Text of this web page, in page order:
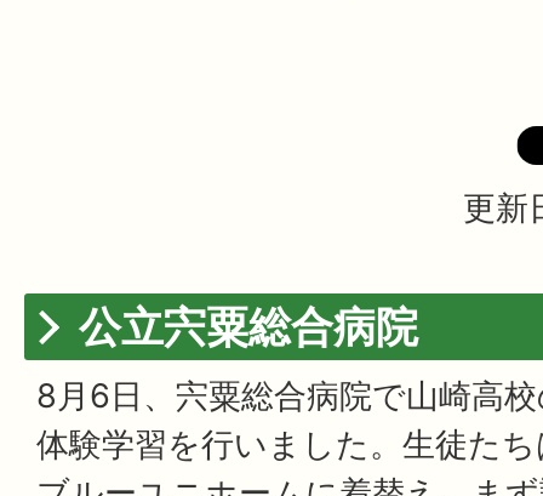
更新
公立宍粟総合病院
8月6日、宍粟総合病院で山崎高
体験学習を行いました。生徒た